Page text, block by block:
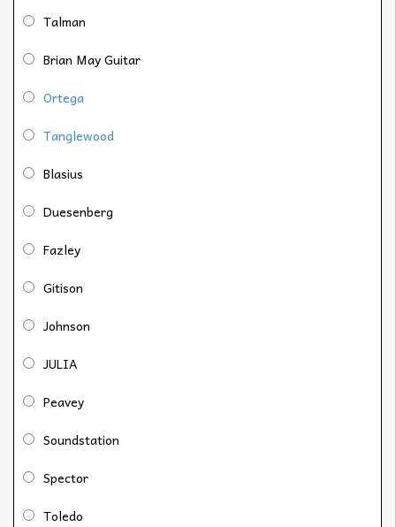
Talman
Brian May Guitar
Ortega
Tanglewood
Blasius
Duesenberg
Fazley
Gitison
Johnson
JULIA
Peavey
Soundstation
Spector
Toledo